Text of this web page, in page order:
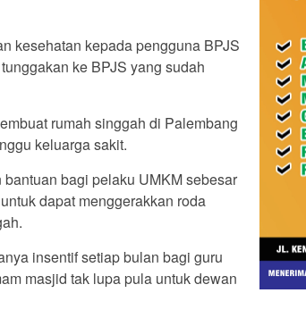
kesehatan kepada pengguna BPJS
ke BPJS yang sudah
rumah singgah di Palembang
keluarga sakit.
bagi pelaku UMKM sebesar
dapat menggerakkan roda
insentif setiap bulan bagi guru
masjid tak lupa pula untuk dewan